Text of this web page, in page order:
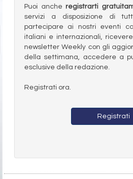
Puoi anche registrarti
servizi a disposizione di
partecipare ai nostri eventi
italiani e internazionali,
newsletter Weekly con gli
della settimana, accedere a
esclusive della redazione.
Registrati ora.
Registrati